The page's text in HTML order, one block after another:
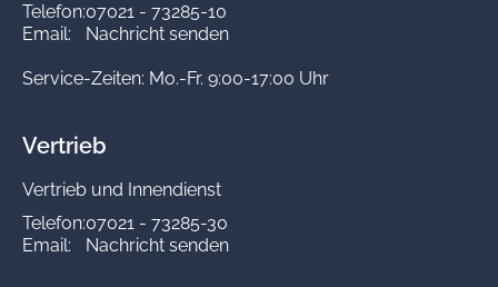
Telefon:07021 - 73285-10
Email:
Nachricht senden
Service-Zeiten: Mo.-Fr. 9:00-17:00 Uhr
Vertrieb
Vertrieb und Innendienst
Telefon:07021 - 73285-30
Email:
Nachricht senden